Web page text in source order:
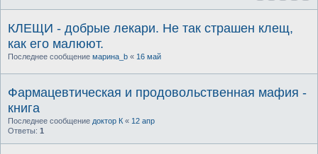
КЛЕЩИ - добрые лекари. Не так страшен клещ,
как его малюют.
Последнее сообщение марина_b « 16 май
Фармацевтическая и продовольственная мафия -
книга
Последнее сообщение доктор К « 12 апр
Ответы: 1